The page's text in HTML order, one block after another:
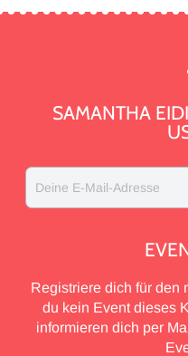
SAMANTHA
Deine E-Mail-Adresse
Registriere dich für den
du kein Event dieses
informieren dich per